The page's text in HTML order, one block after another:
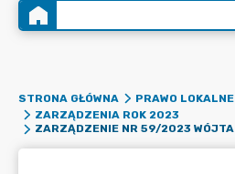
STRONA GŁÓWNA PRAWO LOKALNE
ZARZĄDZENIA ROK 2023